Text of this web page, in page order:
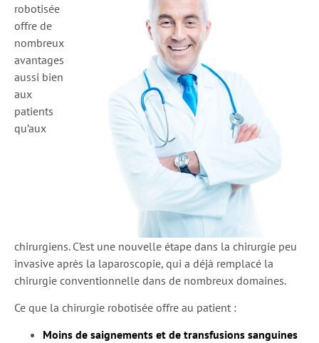
robotisée
offre de
nombreux
avantages
aussi bien
aux
patients
qu’aux
chirurgiens. C’est une nouvelle étape dans la chirurgie peu
invasive après la laparoscopie, qui a déjà remplacé la
chirurgie conventionnelle dans de nombreux domaines.
Ce que la chirurgie robotisée offre au patient :
Moins de saignements et de transfusions sanguines